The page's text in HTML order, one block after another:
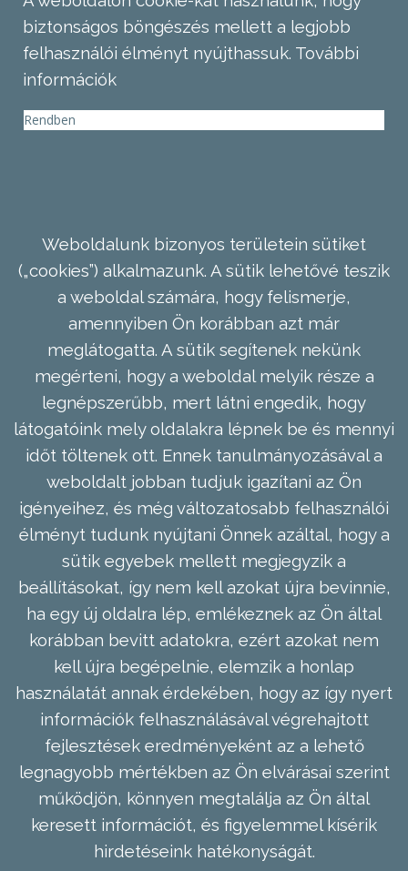
biztonságos böngészés mellett a legjobb
felhasználói élményt nyújthassuk. További
információk
Rendben
Weboldalunk bizonyos területein sütiket
(„cookies”) alkalmazunk. A sütik lehetővé teszik
a weboldal számára, hogy felismerje,
amennyiben Ön korábban azt már
meglátogatta. A sütik segítenek nekünk
megérteni, hogy a weboldal melyik része a
legnépszerűbb, mert látni engedik, hogy
látogatóink mely oldalakra lépnek be és mennyi
időt töltenek ott. Ennek tanulmányozásával a
weboldalt jobban tudjuk igazítani az Ön
igényeihez, és még változatosabb felhasználói
élményt tudunk nyújtani Önnek azáltal, hogy a
sütik egyebek mellett megjegyzik a
beállításokat, így nem kell azokat újra bevinnie,
ha egy új oldalra lép, emlékeznek az Ön által
korábban bevitt adatokra, ezért azokat nem
kell újra begépelnie, elemzik a honlap
használatát annak érdekében, hogy az így nyert
információk felhasználásával végrehajtott
fejlesztések eredményeként az a lehető
legnagyobb mértékben az Ön elvárásai szerint
működjön, könnyen megtalálja az Ön által
keresett információt, és figyelemmel kísérik
hirdetéseink hatékonyságát.